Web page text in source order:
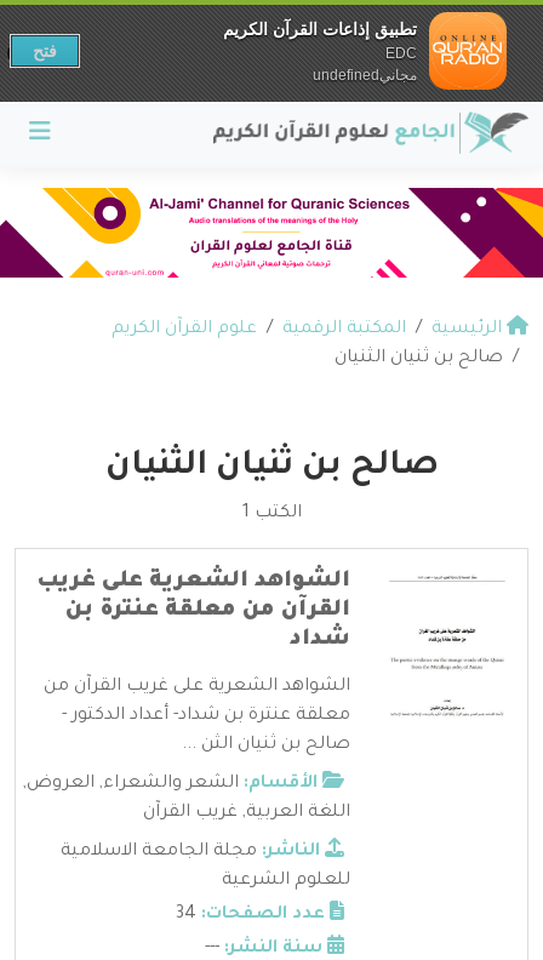
الرئيسية المكتبة الرقمية
علوم القرآن الكريم
صالح بن ثنيان الثنيان
صالح بن ثنيان الثنيان
الكتب 1
الشواهد الشعرية على غريب
القرآن من معلقة عنترة بن
شداد
الشواهد الشعرية على غريب القرآن من
معلقة عنترة بن شداد- أعداد الدكتور -
صالح بن ثنيان الثن ...
الأقسام: الشعر والشعراء, العروض,
اللغة العربية, غريب القرآن
الناشر: مجلة الجامعة الاسلامية
للعلوم الشرعية
عدد الصفحات:
سنة النشر: ---
تطبيق إذاعات القرآن الكريم
EDC
مجانيundefined
فتح